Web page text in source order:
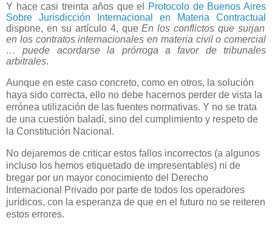
Y hace casi treinta años que el
Protocolo de Buenos Aires
Sobre Jurisdicción Internacional en Materia Contractual
dispone, en su artículo 4, queEn los conflictos que surjan
en los contratos internacionales en materia civil o comercial
… puede acordarse la prórroga a favor de tribunales
arbitrales.
Aunque en este caso concreto, como en otros, la solución
haya sido correcta, ello no debe hacernos perder de vista la
errónea utilización de las fuentes normativas. Y no se trata
de una cuestión baladí, sino del cumplimiento y respeto de
la Constitución Nacional.
No dejaremos de criticar estos fallos incorrectos (a algunos
incluso los hemos etiquetado de impresentables) ni de
bregar por un mayor conocimiento del Derecho
Internacional Privado por parte de todos los operadores
jurídicos, con la esperanza de que en el futuro no se reiteren
estos errores.